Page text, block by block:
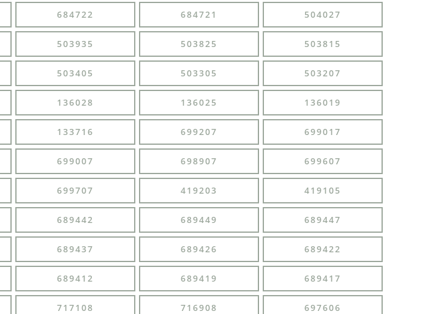
684722 684721 504027
503935 503825 503815
503405 503305 503207
136028 136025 136019
133716 699207 699017
699007 698907 699607
699707 419203 419105
689442 689449 689447
689437 689426 689422
689412 689419 689417
717108 716908 697606